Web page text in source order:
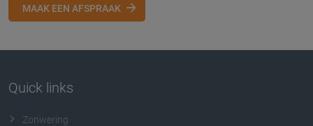
MAAK EEN AFSPRAAK
Quick links
Zonwering